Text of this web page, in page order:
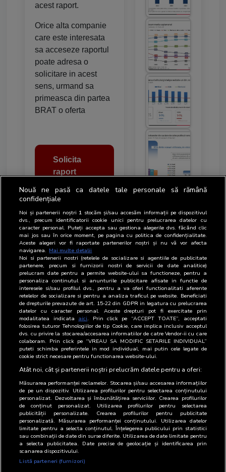
acest raport.
Orice alta companie
care este interesata
sa acceseze raportul
poate adresa o
solicitare in acest
sens, urmand sa
primeasca din partea
BRAT o oferta
Solicita
raport
Nouă ne pasă ca datele tale personale să rămână
confidențiale
Noi și partenerii noștri 1 stocăm și/sau accesăm informații pe dispozitivul
dvs., precum identificatorii cookie unici pentru prelucrarea datelor cu
caracter personal. Puteți accepta sau gestiona alegerile dvs. făcând clic
mai jos sau în orice moment, pe pagina cu politica de confidențialitate.
Aceste alegeri vor fi raportate partenerilor noștri și nu vă vor afecta
navigarea. Mai multe detalii
Noi si partenerii nostri (retelele de socializare si agentiile de publicitate
partenere, precum si furnizorii nostri de servicii de date analitice)
prelucram date pentru a permite website-ului sa functioneze, pentru a
personaliza continutul si anunturile publicitare afisate in functie de
interesele si/sau profilul dvs., pentru a va oferi functionalitati aferente
retelelor de socializare si pentru a analiza traficul pe website. Beneficiati
de drepturile prevazute de art. 15-22 din GDPR in legatura cu prelucrarea
datelor cu caracter personal. Aceste drepturi pot fi exercitate prin
modalitatea indicata aici. Prin click pe “ACCEPT TOATE”, acceptati
folosirea tuturor Tehnologiilor de tip Cookie, care implica inclusiv acceptul
dvs. cu privire la stocarea/accesarea informatiilor de catre Vendor-ii cu care
colaboram. Prin click pe “VREAU SA MODIFIC SETARILE INDIVIDUAL”
puteti schimba preferintele in mod individual, mai putin cele legate de
cookie strict necesare pentru functionarea website-ului.
Atât noi, cât și partenerii noștri prelucrăm datele pentru a oferi:
Măsurarea performanței reclamelor. Stocarea și/sau accesarea informațiilor
de pe un dispozitiv. Utilizarea profilurilor pentru selectarea conținutului
personalizat. Dezvoltarea și îmbunătățirea serviciilor. Crearea profilurilor
de conținut personalizat. Utilizarea profilurilor pentru selectarea
publicității personalizate. Crearea profilurilor pentru publicitate
personalizată. Măsurarea performanței conținutului. Utilizarea datelor
limitate pentru a selecta conținutul. Înțelegerea publicului prin statistici
sau combinații de date din surse diferite. Utilizarea de date limitate pentru
a selecta publicitatea. Date precise de geolocație și identificarea prin
scanarea dispozitivului.
Listă parteneri (furnizori)